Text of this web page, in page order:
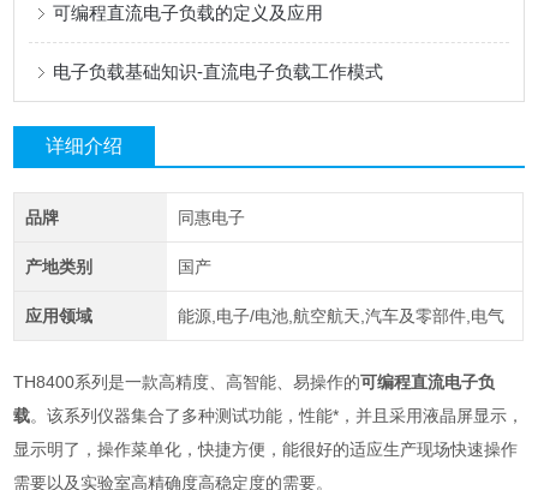
可编程直流电子负载的定义及应用
电子负载基础知识-直流电子负载工作模式
详细介绍
品牌 同惠电子
产地类别 国产
应用领域 能源,电子/电池,航空航天,汽车及零部件,电气
TH8400系列是一款高精度、高智能、易操作的可编程直流电子负
载。该系列仪器集合了多种测试功能，性能*，并且采用液晶屏显示，
显示明了，操作菜单化，快捷方便，能很好的适应生产现场快速操作
需要以及实验室高精确度高稳定度的需要。